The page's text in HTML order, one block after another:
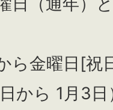
ら金曜日[祝
から 1月3